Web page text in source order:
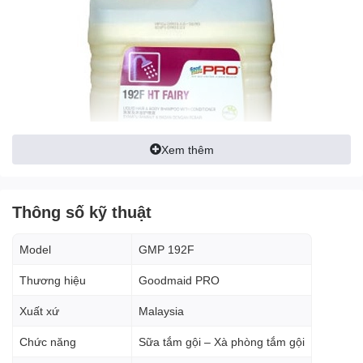
192F 5L:
- Tạo nhiều bọt giúp tẩy sạch sâu
- Sản phẩm thân thiện với môi trường, an toàn cho người sử dụng
Xem thêm
Thông số kỹ thuật
Model GMP 192F
Thương hiệu Goodmaid PRO
Xuất xứ Malaysia
Chức năng Sữa tắm gội – Xà phòng tắm gội